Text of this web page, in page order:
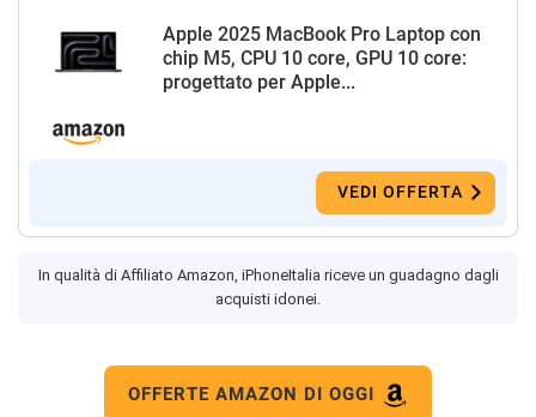
Apple 2025 MacBook Pro Laptop con
chip M5, CPU 10 core, GPU 10 core:
progettato per Apple...
VEDI OFFERTA
In qualità di Affiliato Amazon, iPhoneItalia riceve un guadagno dagli
acquisti idonei.
OFFERTE AMAZON DI OGGI